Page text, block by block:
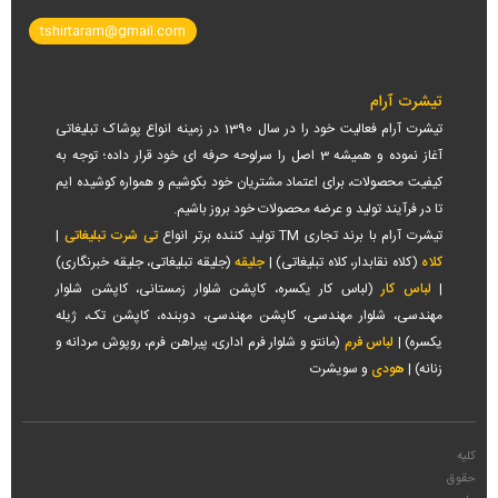
tshirtaram@gmail.com
تیشرت آرام
تیشرت آرام فعالیت خود را در سال 1390 در زمینه انواع پوشاک تبلیغاتی
آغاز نموده و همیشه 3 اصل را سرلوحه حرفه ای خود قرار داده؛ توجه به
کیفیت محصولات، برای اعتماد مشتریان خود بکوشیم و همواره کوشیده ایم
تا در فرآیند تولید و عرضه محصولات خود بروز باشیم.
تیشرت آرام با برند تجاری TM تولید کننده برتر انواع
تی شرت تبلیغاتی |
کلاه (کلاه نقابدار، کلاه تبلیغاتی) | جلیقه (جلیقه تبلیغاتی، جلیقه خبرنگاری)
| لباس کار (لباس کار یکسره، کاپشن شلوار زمستانی، کاپشن شلوار
مهندسی، شلوار مهندسی، کاپشن مهندسی، دوبنده، کاپشن تک، ژیله
یکسره) | لباس فرم (مانتو و شلوار فرم اداری، پیراهن فرم، روپوش مردانه و
زنانه) | هودی و سویشرت
کلیه
حقوق